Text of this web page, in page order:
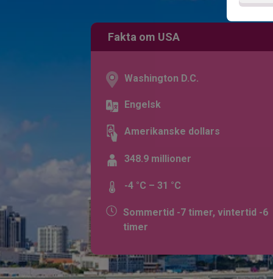
Fakta om USA
Washington D.C.
Engelsk
Amerikanske dollars
348.9 millioner
-4 °C – 31 °C
Sommertid -7 timer, vintertid -6
timer